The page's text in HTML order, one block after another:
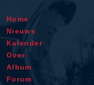
Home
Nieuws
Kalender
Over
Album
Forum